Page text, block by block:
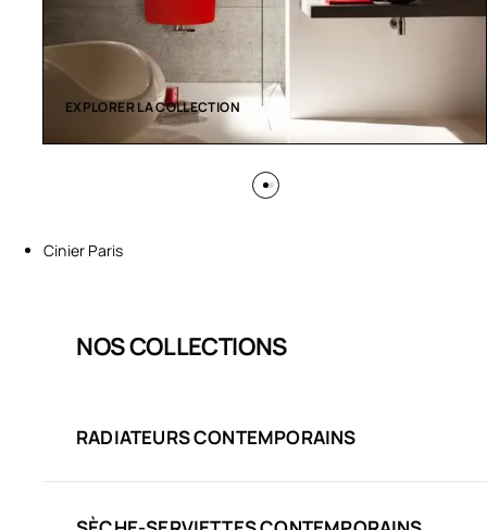
EXPLORER LA COLLECTION
Cinier Paris
NOS COLLECTIONS
RADIATEURS CONTEMPORAINS